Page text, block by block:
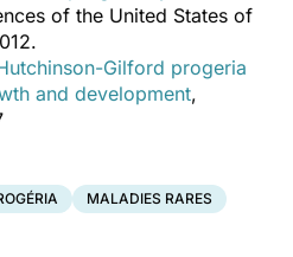
of the United States of
Gilford progeria
and development,
MALADIES RARES